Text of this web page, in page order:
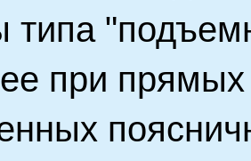
типа
при